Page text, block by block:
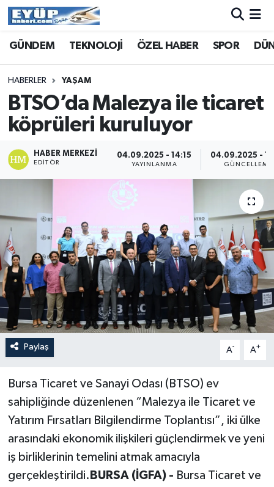
GÜNDEM TEKNOLOJİ ÖZEL HABER SPOR
HABERLER YAŞAM
BTSO’da Malezya ile ticaret
köprüleri kuruluyor
HABER MERKEZI
EDITÖR
04.09.2025 - 14:15
YAYINLANMA
04.09.2025 -
GÜNCELLEME
Paylaş A- A+
Bursa Ticaret ve Sanayi Odası (BTSO) ev
sahipliğinde düzenlenen “Malezya ile Ticaret ve
Yatırım Fırsatları Bilgilendirme Toplantısı”, iki ülke
arasındaki ekonomik ilişkileri güçlendirmek ve yeni
iş birliklerinin temelini atmak amacıyla
gerçekleştirildi. BURSA (İGFA) - Bursa Ticaret ve